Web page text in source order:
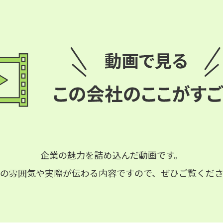
企業の魅力を詰め込んだ動画です。
雰囲気や実際が伝わる内容ですので、ぜひご覧くだ